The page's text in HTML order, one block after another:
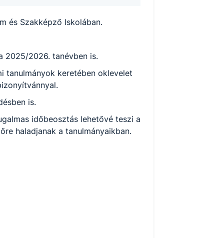
és Szakképző Iskolában.
2025/2026. tanévben is.
tanulmányok keretében oklevelet
is.
időbeosztás lehetővé teszi a
haladjanak a tanulmányaikban.